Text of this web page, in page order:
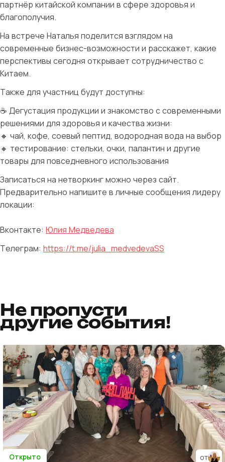
партнёр китайской компании в сфере здоровья и
благополучия.
На встрече Наталья поделится взглядом на
современные бизнес-возможности и расскажет, какие
перспективы сегодня открывает сотрудничество с
Китаем.
Также для участниц будут доступны:
☕ Дегустация продукции и знакомство с современными
решениями для здоровья и качества жизни:
🔸 чай, кофе, соевый пептид, водородная вода на выбор
🔸 тестирование: стельки, очки, палантин и другие
товары для повседневного использования
Записаться на нетворкинг можно через сайт.
Предварительно напишите в личные сообщения лидеру
локации:
Вконтакте: Юлия Медведева
Телеграм: https://t.me/julia_medvedevaSS
Не пропусти
другие события!
Открыто от